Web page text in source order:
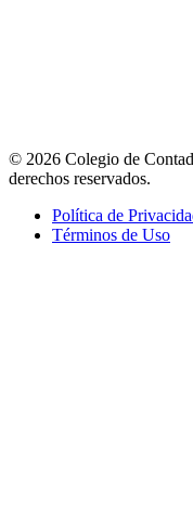
© 2026 Colegio de
derechos reservados.
Política de
Términos de Uso